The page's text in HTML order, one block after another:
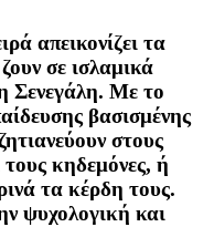
απεικονίζει τα
σε ισλαμικά
Σενεγάλη. Με το
βασισμένης
στους
τους κηδεμόνες, ή
τα κέρδη τους.
ψυχολογική και